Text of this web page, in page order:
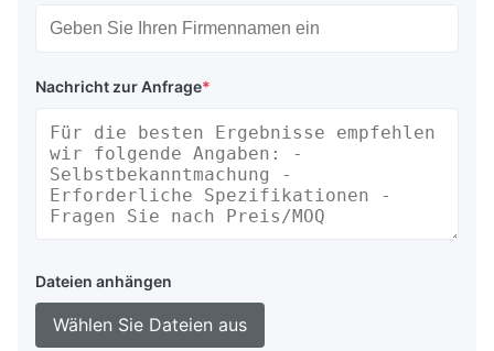
Nachricht zur Anfrage*
Dateien anhängen
Wählen Sie Dateien aus